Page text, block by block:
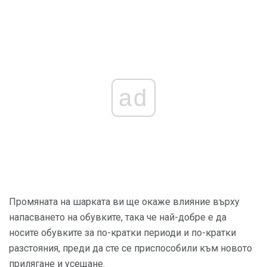
ad
Промяната на шарката ви ще окаже влияние върху
напасването на обувките, така че най-добре е да
носите обувките за по-кратки периоди и по-кратки
разстояния, преди да сте се приспособили към новото
прилягане и усещане.